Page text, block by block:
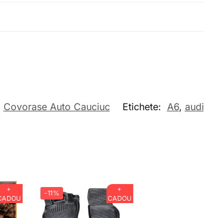
Covorase Auto Cauciuc Etichete: A6, audi
+
+
CADOU
-11%